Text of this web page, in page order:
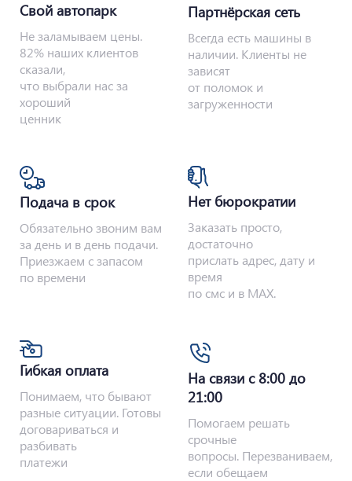
Свой автопарк
Не заламываем цены.
82% наших клиентов
сказали,
что выбрали нас за
хороший
ценник
Партнёрская сеть
Всегда есть машины в
наличии. Клиенты не
зависят
от поломок и
загруженности
Подача в срок
Обязательно звоним вам
за день и в день подачи.
Приезжаем с запасом
по времени
Нет бюрократии
Заказать просто,
достаточно
прислать адрес, дату и
время
по смс и в MAX.
Гибкая оплата
Понимаем, что бывают
разные ситуации. Готовы
договариваться и
разбивать
платежи
На связи с 8:00 до
21:00
Помогаем решать
срочные
вопросы. Перезваниваем,
если обещаем